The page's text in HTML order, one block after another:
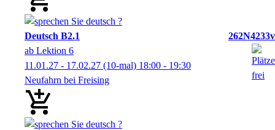
Deutsch B2.1
262N4233v
ab Lektion 6
11.01.27 - 17.02.27 (10-mal) 18:00 - 19:30
Neufahrn bei Freising